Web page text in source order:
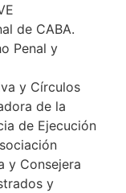
de CABA.
Penal y
y Círculos
de la
de Ejecución
y Consejera
y